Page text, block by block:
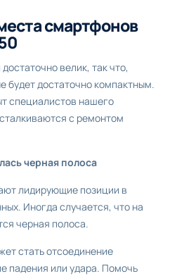
смартфонов
велик, так что,
будет достаточно компактным.
специалистов нашего
с ремонтом
черная полоса
лидирующие позиции в
Иногда случается, что на
черная полоса.
стать отсоединение
падения или удара. Помочь